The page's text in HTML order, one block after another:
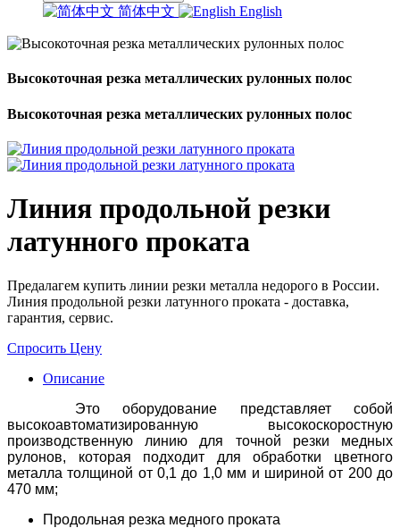
简体中文 English
Высокоточная резка металлических рулонных полос
Высокоточная резка металлических рулонных полос
Линия продольной резки
латунного проката
Предалагем купить линии резки металла недорого в России.
Линия продольной резки латунного проката - доставка,
гарантия, сервис.
Спросить Цену
Описание
Это оборудование представляет собой
высокоавтоматизированную высокоскоростную
производственную линию для точной резки медных
рулонов, которая подходит для обработки цветного
металла толщиной от 0,1 до 1,0 мм и шириной от 200 до
470 мм;
Продольная резка медного проката